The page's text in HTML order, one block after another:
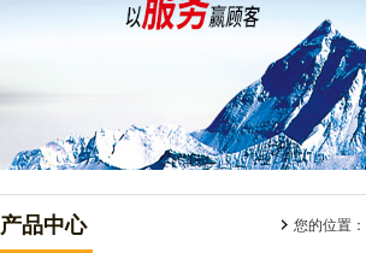
产品中心 您的位置：